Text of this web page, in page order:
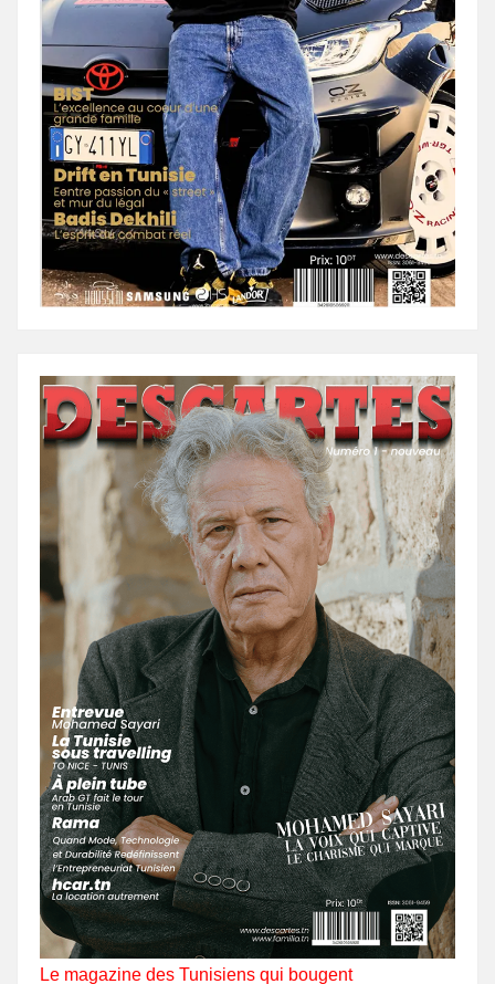
Le magazine des Tunisiens qui bougent